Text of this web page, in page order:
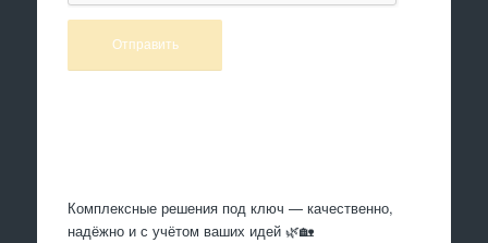
Комплексные решения под ключ — качественно,
надёжно и с учётом ваших идей 🌿🏡